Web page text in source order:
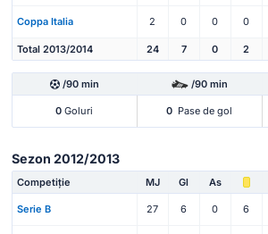
Coppa Italia 2 0 0 0
Total 2013/2014 24 7 0 2
/90 min /90 min
0 Goluri 0 Pase de gol
Sezon 2012/2013
Competiție MJ Gl As
Serie B 27 6 0 6